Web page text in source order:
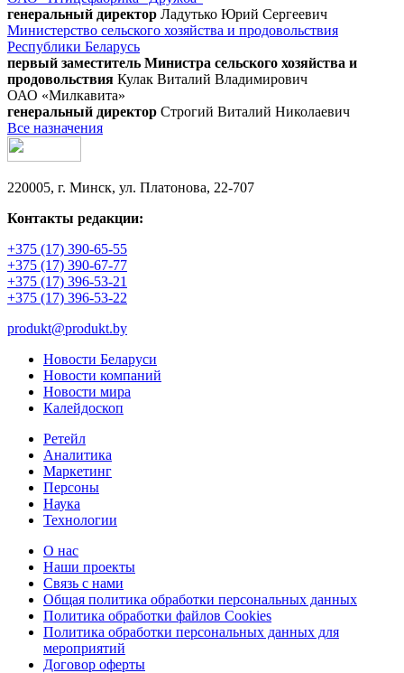
генеральный директор Ладутько Юрий Сергеевич
Министерство сельского хозяйства и продовольствия
Республики Беларусь
первый заместитель Министра сельского хозяйства и
продовольствия Кулак Виталий Владимирович
ОАО «Милкавита»
генеральный директор Строгий Виталий Николаевич
Все назначения
220005, г. Минск, ул. Платонова, 22-707
Контакты редакции:
+375 (17) 390-65-55
+375 (17) 390-67-77
+375 (17) 396-53-21
+375 (17) 396-53-22
produkt@produkt.by
Новости Беларуси
Новости компаний
Новости мира
Калейдоскоп
Ретейл
Аналитика
Маркетинг
Персоны
Наука
Технологии
О нас
Наши проекты
Связь с нами
Общая политика обработки персональных данных
Политика обработки файлов Cookies
Политика обработки персональных данных для
мероприятий
Договор оферты